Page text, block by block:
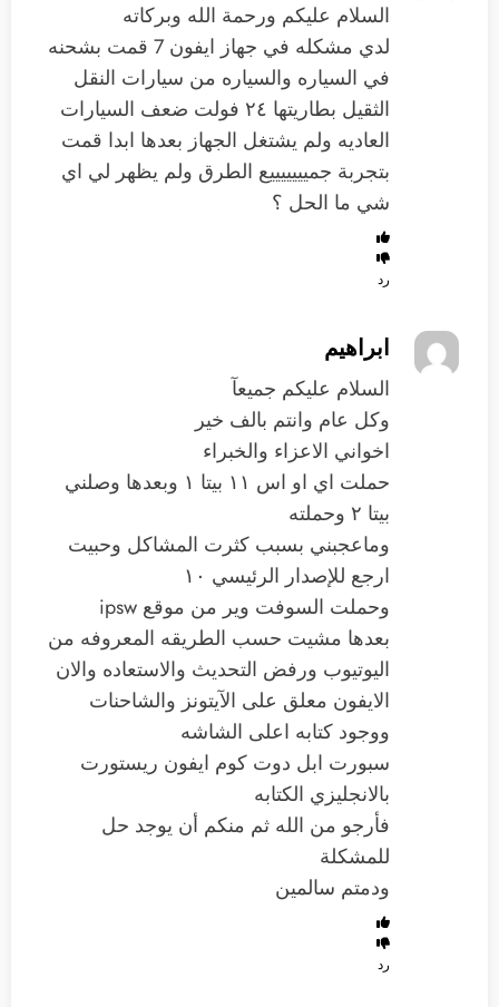
السلام عليكم ورحمة الله وبركاته
لدي مشكله في جهاز ايفون 7 قمت بشحنه
في السياره والسياره من سيارات النقل
الثقيل بطاريتها ٢٤ فولت ضعف السيارات
العاديه ولم يشتغل الجهاز بعدها ابدا قمت
بتجربة جميييييييع الطرق ولم يظهر لي اي
شي ما الحل ؟
رد
ابراهيم
السلام عليكم جميعآ
وكل عام وانتم بالف خير
اخواني الاعزاء والخبراء
حملت اي او اس ١١ بيتا ١ وبعدها وصلني
بيتا ٢ وحملته
وماعجبني بسبب كثرت المشاكل وحبيت
ارجع للإصدار الرئيسي ١٠
وحملت السوفت وير من موقع ipsw
بعدها مشيت حسب الطريقه المعروفه من
اليوتيوب ورفض التحديث والاستعاده والان
الايفون معلق على الآيتونز والشاحنات
ووجود كتابه اعلى الشاشه
سبورت ابل دوت كوم ايفون ريستورت
بالانجليزي الكتابه
فأرجو من الله ثم منكم أن يوجد حل
للمشكلة
ودمتم سالمين
رد